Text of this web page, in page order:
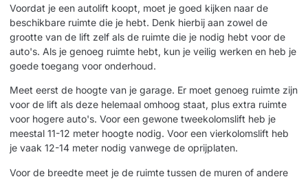
Voordat je een autolift koopt, moet je goed kijken naar de
beschikbare ruimte die je hebt. Denk hierbij aan zowel de
grootte van de lift zelf als de ruimte die je nodig hebt voor de
auto's. Als je genoeg ruimte hebt, kun je veilig werken en heb je
goede toegang voor onderhoud.
Meet eerst de hoogte van je garage. Er moet genoeg ruimte zijn
voor de lift als deze helemaal omhoog staat, plus extra ruimte
voor hogere auto's. Voor een gewone tweekolomslift heb je
meestal 11-12 meter hoogte nodig. Voor een vierkolomslift heb
je vaak 12-14 meter nodig vanwege de oprijplaten.
Voor de breedte meet je de ruimte tussen de muren of andere